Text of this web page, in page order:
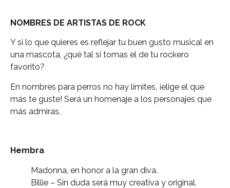
NOMBRES DE ARTISTAS DE ROCK
Y si lo que quieres es reflejar tu buen gusto musical en
una mascota, ¿qué tal si tomas el de tu rockero
favorito?
En nombres para perros no hay límites, ¡elige el que
más te guste! Será un homenaje a los personajes que
más admiras.
Hembra
Madonna, en honor a la gran diva.
Billie – Sin duda será muy creativa y original.